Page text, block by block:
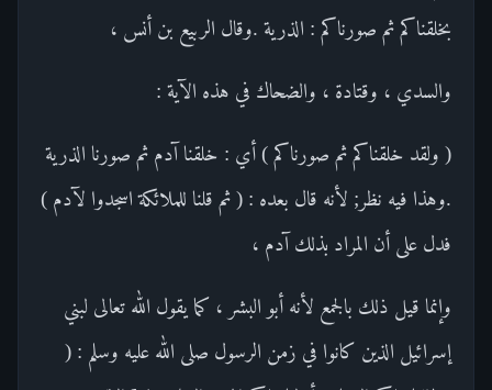
بخلقناكم ثم صورناكم : الذرية .وقال الربيع بن أنس ،
والسدي ، وقتادة ، والضحاك في هذه الآية :
( ولقد خلقناكم ثم صورناكم ) أي : خلقنا آدم ثم صورنا الذرية
.وهذا فيه نظر; لأنه قال بعده : ( ثم قلنا للملائكة اسجدوا لآدم )
فدل على أن المراد بذلك آدم ،
وإنما قيل ذلك بالجمع لأنه أبو البشر ، كما يقول الله تعالى لبني
إسرائيل الذين كانوا في زمن الرسول صلى الله عليه وسلم : (